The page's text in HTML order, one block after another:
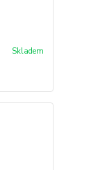
Skladem